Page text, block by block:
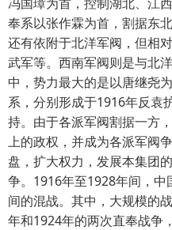
奉系以张作霖为首，割据东
还有依附于北洋军阀，但相
武军等。西南军阀则是与北
中，势力最大的是以唐继尧
系，分别形成于1916年反袁
持。由于各派军阀割据一方
上的政权，并成为各派军阀
盘，扩大权力，发展本集团
争。1916年至1928年间，中
间的混战。其中，大规模的
年和1924年的两次直奉战争